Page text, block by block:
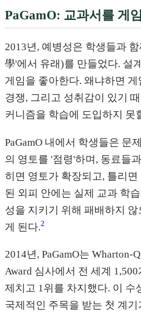
PaGamO: 교과서를 게
2013년, 예병성은 학생들과 함
學'에서 유래)를 만들었다. 설
게임을 좋아한다. 왜냐하면
경쟁, 그리고 성취감이 있기
커니즘을 학습에 도입하지 못
PaGamO 내에서 학생들은 문
의 영토를 '점령'하며, 동료들
히면 영토가 확장되고, 틀리
된 외피 안에는 실제 교과 학
성을 지키기 위해 패배하지
게 된다.2
2014년, PaGamO는 Wharton-
Award 심사에서 전 세계
제치고 1위를 차지했다. 이 수
국제적인 주목을 받는 첫 계기